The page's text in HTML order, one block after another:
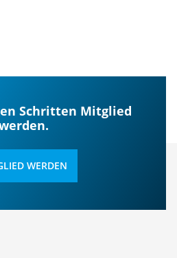
Schritten Mitglied
WERDEN